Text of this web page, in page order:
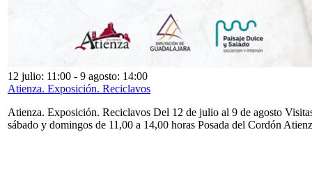
12 julio: 11:00 - 9 agosto: 14:00
Atienza. Exposición. Reciclavos
Atienza. Exposición. Reciclavos Del 12 de julio al 9 de agosto
sábado y domingos de 11,00 a 14,00 horas Posada del Cordón